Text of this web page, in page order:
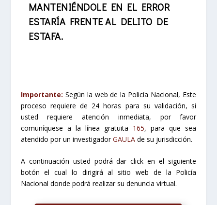
MANTENIÉNDOLE EN EL ERROR
ESTARÍA FRENTE AL DELITO DE
ESTAFA.
Importante: Según la web de la Policía Nacional, Este
proceso requiere de 24 horas para su validación, si
usted requiere atención inmediata, por favor
comuníquese a la línea gratuita 165, para que sea
atendido por un investigadorGAULAde su jurisdicción.
A continuación usted podrá dar click en el siguiente
botón el cual lo dirigirá al sitio web de la Policía
Nacional donde podrá realizar su denuncia virtual.